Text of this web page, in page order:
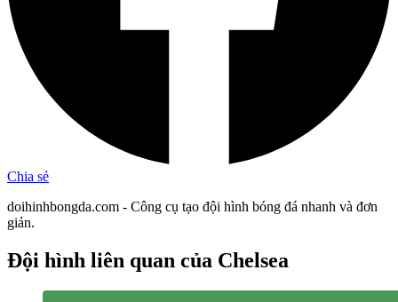
Chia sẻ
doihinhbongda.com - Công cụ tạo đội hình bóng đá nhanh và đơn
giản.
Đội hình liên quan của Chelsea